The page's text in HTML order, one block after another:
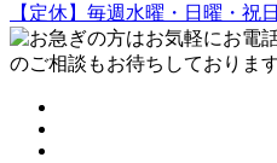
【定休】毎週水曜・日曜・祝日